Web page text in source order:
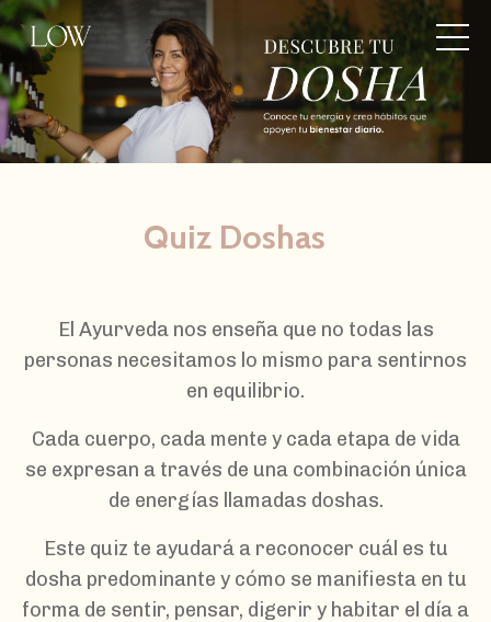
Quiz Doshas
El Ayurveda nos enseña que no todas las
personas necesitamos lo mismo para sentirnos
en equilibrio.
Cada cuerpo, cada mente y cada etapa de vida
se expresan a través de una combinación única
de energías llamadas doshas.
Este quiz te ayudará a reconocer cuál es tu
dosha predominante y cómo se manifiesta en tu
forma de sentir, pensar, digerir y habitar el día a